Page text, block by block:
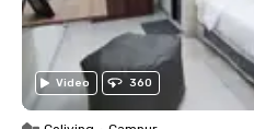
Video 360